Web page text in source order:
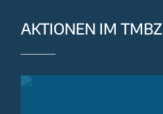
AKTIONEN IM TMBZ